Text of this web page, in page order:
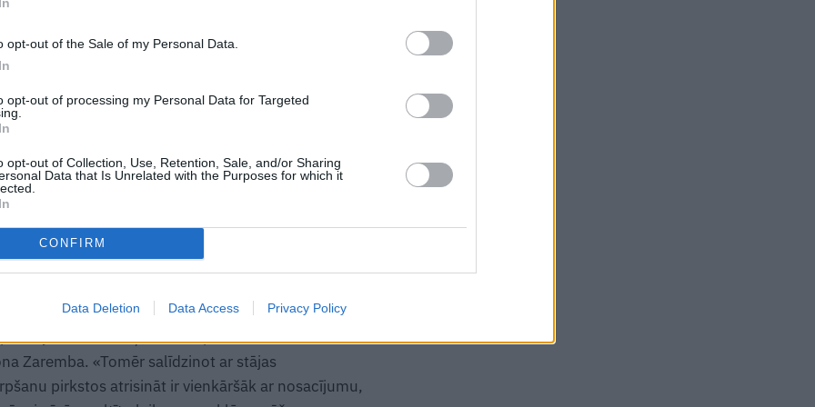
opt-out of the Sale of my Personal Data.
opt-out of processing my Personal Data for Targeted
opt-out of Collection, Use, Retention, Sale, and/or Sharing
Data that Is Unrelated with the Purposes for which it
CONFIRM
Data Deletion Data Access Privacy Policy
ar sānu pret jums. Vērojiet – bērna auss
vertikālas līnijas ar pleca centru. Ja auss ir
traucējumiem.
muguru. Ja vērojama lāpstiņu asimetrija vai viens
par mugurkaula deformāciju.
var nepamanīt, tāpēc aizdomu
sāpes kakla un plecu zonā, bet arī roku un
pārslogotās plaukstas, nepārtraukti lietojot
joslas muskuļi, kas nospiež nervus un
Zaremba. «Tomēr salīdzinot ar stājas
pirkstos atrisināt ir vienkāršāk ar nosacījumu,